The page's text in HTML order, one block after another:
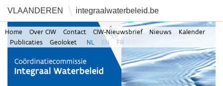
VLAANDEREN integraalwaterbeleid.be
Home Over CIW Contact CIW-Nieuwsbrief Nieuws
Kalender
Publicaties
Geoloket NL EN FR